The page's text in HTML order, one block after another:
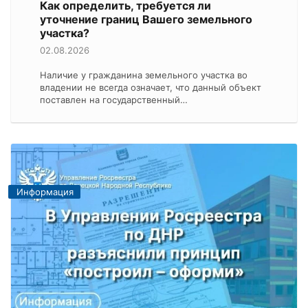
Как определить, требуется ли
уточнение границ Вашего земельного
участка?
02.08.2026
Наличие у гражданина земельного участка во
владении не всегда означает, что данный объект
поставлен на государственный…
Информация